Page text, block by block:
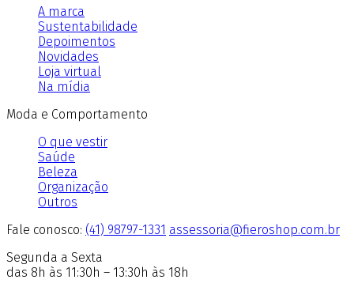
A marca
Sustentabilidade
Depoimentos
Novidades
Loja virtual
Na mídia
Moda e Comportamento
O que vestir
Saúde
Beleza
Organização
Outros
Fale conosco: (41) 98797-1331 assessoria@fieroshop.com.br
Segunda a Sexta
das 8h às 11:30h – 13:30h às 18h